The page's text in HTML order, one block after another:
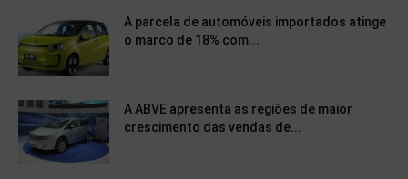
A parcela de automóveis importados atinge
o marco de 18% com...
A ABVE apresenta as regiões de maior
crescimento das vendas de...